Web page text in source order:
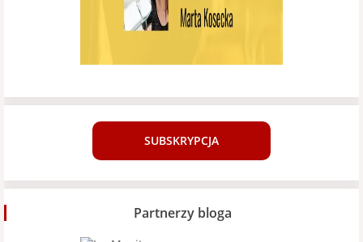
SUBSKRYPCJA
Partnerzy bloga